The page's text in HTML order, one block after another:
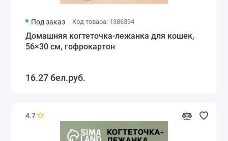
Под заказ Код товара: 1386394
Домашняя когтеточка-лежанка для кошек,
56×30 см, гофрокартон
16.27 бел.руб.
4.7